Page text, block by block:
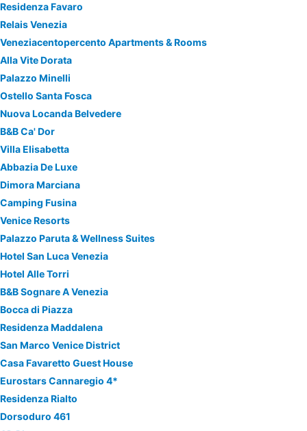
Residenza Favaro
Relais Venezia
Veneziacentopercento Apartments & Rooms
Alla Vite Dorata
Palazzo Minelli
Ostello Santa Fosca
Nuova Locanda Belvedere
B&B Ca' Dor
Villa Elisabetta
Abbazia De Luxe
Dimora Marciana
Camping Fusina
Venice Resorts
Palazzo Paruta & Wellness Suites
Hotel San Luca Venezia
Hotel Alle Torri
B&B Sognare A Venezia
Bocca di Piazza
Residenza Maddalena
San Marco Venice District
Casa Favaretto Guest House
Eurostars Cannaregio 4*
Residenza Rialto
Dorsoduro 461